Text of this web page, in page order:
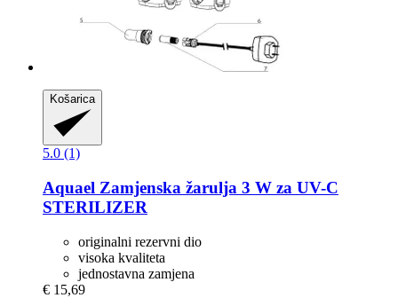
Košarica
5.0 (1)
Aquael Zamjenska žarulja 3 W za UV-​C
STERILIZER
originalni rezervni dio
visoka kvaliteta
jednostavna zamjena
€ 15,69